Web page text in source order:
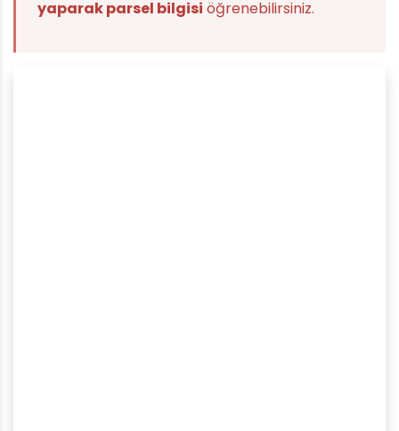
yaparak parsel bilgisi öğrenebilirsiniz.